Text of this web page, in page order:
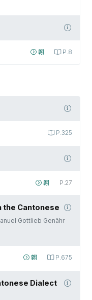
翺 P.8
P.325
翺 P.27
the Cantonese
Gottlieb Genähr
翺 P.675
Dialect